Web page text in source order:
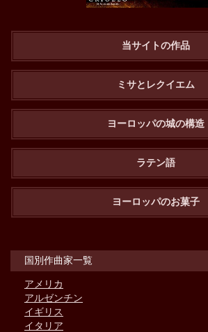
当サイトの作品
ミサとレクイエム
ヨーロッパの城の構造
ラテン語
ヨーロッパのお菓子
国別作曲家一覧
アメリカ
アルゼンチン
イギリス
イタリア